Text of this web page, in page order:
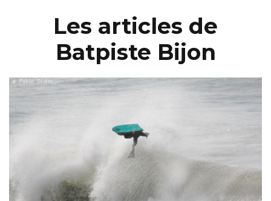
Les articles de
Batpiste Bijon